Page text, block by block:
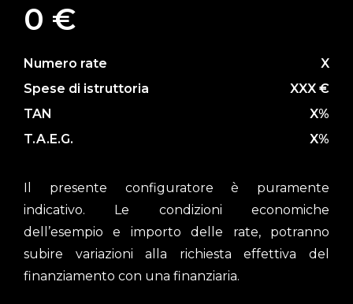
CONTATTI
0 €
Numero rate
X
Spese di istruttoria
XXX €
TAN
X%
T.A.E.G.
X%
Il presente configuratore è puramente
indicativo. Le condizioni economiche
dell’esempio e importo delle rate, potranno
subire variazioni alla richiesta effettiva del
finanziamento con una finanziaria.